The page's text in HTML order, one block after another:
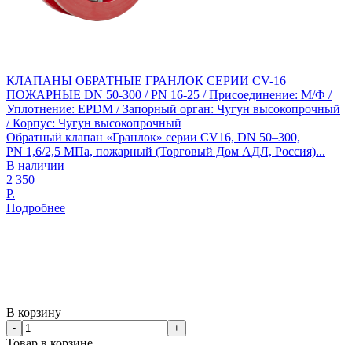
КЛАПАНЫ ОБРАТНЫЕ ГРАНЛОК СЕРИИ CV-16
ПОЖАРНЫЕ DN 50-300 / PN 16-25 / Присоединение: М/Ф /
Уплотнение: EPDM / Запорный орган: Чугун высокопрочный
/ Корпус: Чугун высокопрочный
Обратный клапан «Гранлок» серии CV16, DN 50–300,
PN 1,6/2,5 МПа, пожарный (Торговый Дом АДЛ, Россия)...
В наличии
2 350
Р.
Подробнее
В корзину
- +